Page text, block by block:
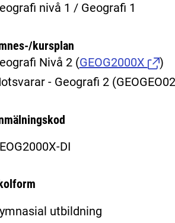
nivå 1 / Geografi 1
kursplan
Nivå 2 (GEOG2000X
)
- Geografi 2
DI
utbildning